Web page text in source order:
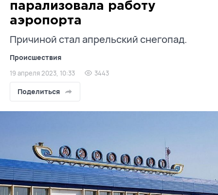
парализовала работу
аэропорта
Причиной стал апрельский снегопад.
Происшествия
19 апреля 2023, 10:33 3443
Поделиться